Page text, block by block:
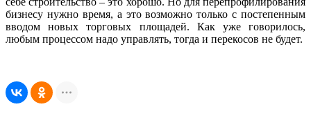
бизнесу нужно время, а это возможно только с постепенным
вводом новых торговых площадей. Как уже говорилось,
любым процессом надо управлять, тогда и перекосов не будет.